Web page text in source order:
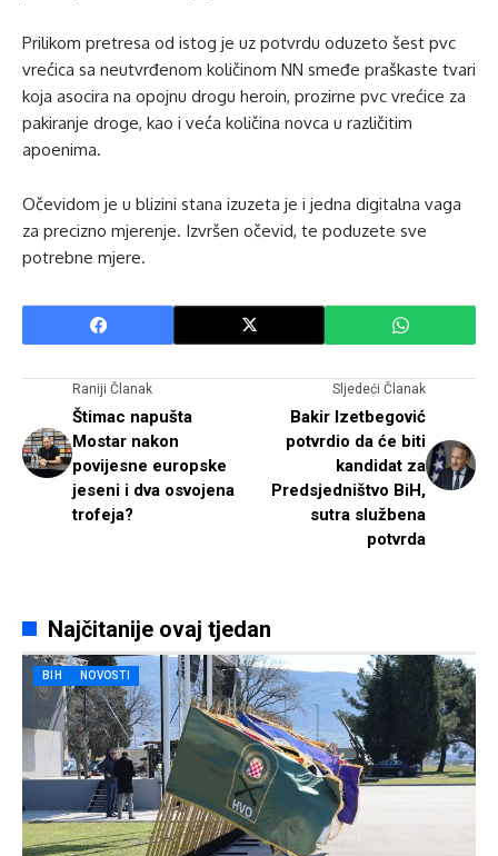
Prilikom pretresa od istog je uz potvrdu oduzeto šest pvc
vrećica sa neutvrđenom količinom NN smeđe praškaste tvari
koja asocira na opojnu drogu heroin, prozirne pvc vrećice za
pakiranje droge, kao i veća količina novca u različitim
apoenima.
Očevidom je u blizini stana izuzeta je i jedna digitalna vaga
za precizno mjerenje. Izvršen očevid, te poduzete sve
potrebne mjere.
Raniji Članak
Štimac napušta
Mostar nakon
povijesne europske
jeseni i dva osvojena
trofeja?
Sljedeći Članak
Bakir Izetbegović
potvrdio da će biti
kandidat za
Predsjedništvo BiH,
sutra službena
potvrda
Najčitanije ovaj tjedan
BIH NOVOSTI